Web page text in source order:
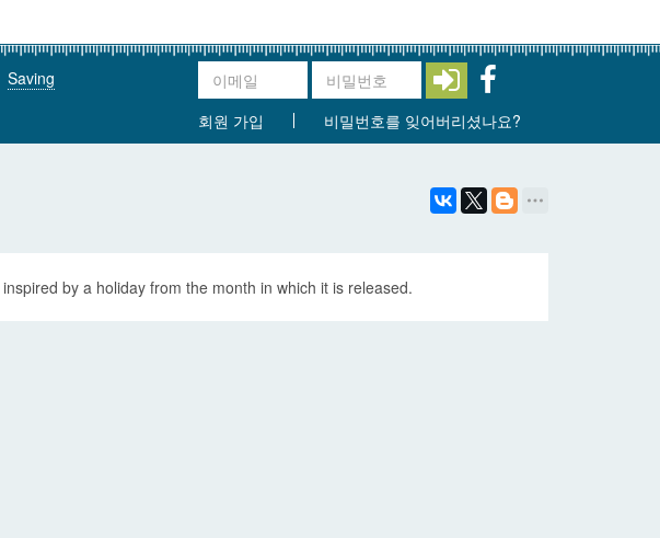
Saving
회원 가입
비밀번호를 잊어버리셨나요?
by a holiday from the month in which it is released.